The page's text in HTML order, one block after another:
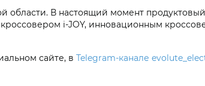
области. В настоящий момент
i‑JOY, инновационным
сайте, в Telegram-канале